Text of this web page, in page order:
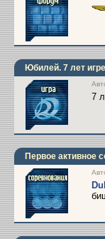
Юбилей. 7 лет
7
Первое активное